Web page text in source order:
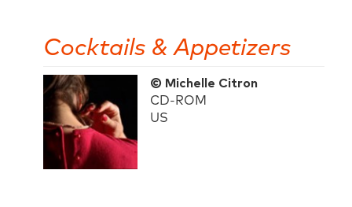
Cocktails & Appetizers
© Michelle Citron
CD-ROM
US